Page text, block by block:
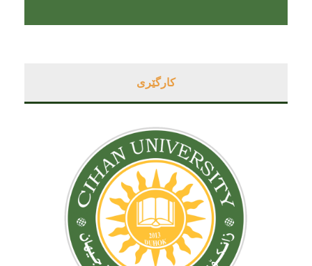
کارگێری